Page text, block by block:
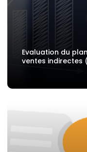
Evaluation du
ventes indirectes